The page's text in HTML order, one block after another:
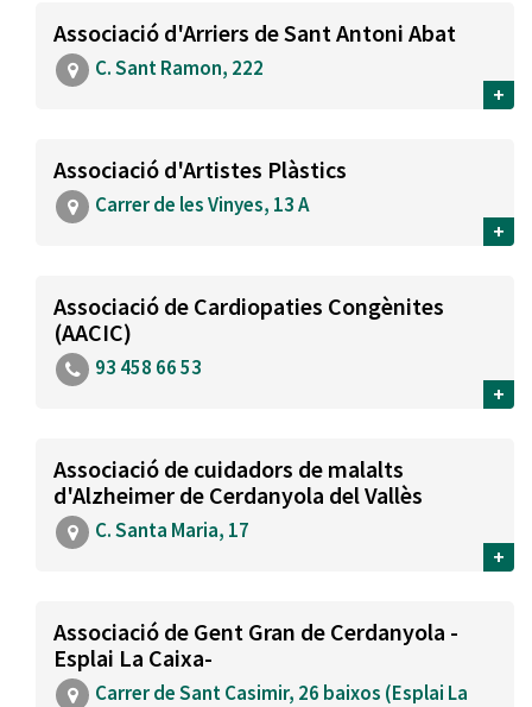
Associació d'Arriers de Sant Antoni Abat
C. Sant Ramon, 222
+
Associació d'Artistes Plàstics
Carrer de les Vinyes, 13 A
+
Associació de Cardiopaties Congènites
(AACIC)
93 458 66 53
+
Associació de cuidadors de malalts
d'Alzheimer de Cerdanyola del Vallès
C. Santa Maria, 17
+
Associació de Gent Gran de Cerdanyola -
Esplai La Caixa-
Carrer de Sant Casimir, 26 baixos (Esplai La